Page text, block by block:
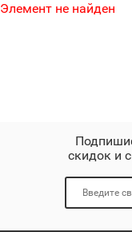
Элемент не найден
скидок и